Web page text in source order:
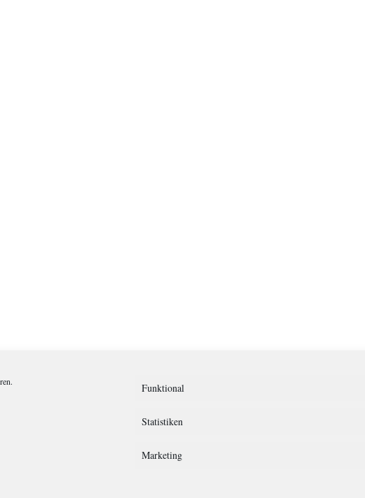
Funktional
Statistiken
Marketing